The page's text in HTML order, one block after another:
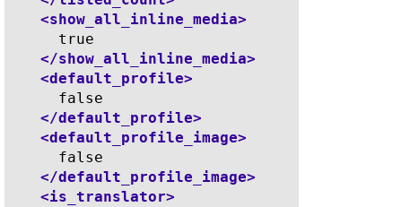
<show_all_inline_media>
      true
</show_all_inline_media>
<default_profile>
      false
</default_profile>
<default_profile_image>
      false
</default_profile_image>
<is_translator>